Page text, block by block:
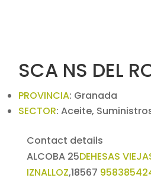
SCA NS DEL
PROVINCIA: Granada
SECTOR: Aceite,
Contact details
ALCOBA 25DEHESAS
IZNALLOZ,18567